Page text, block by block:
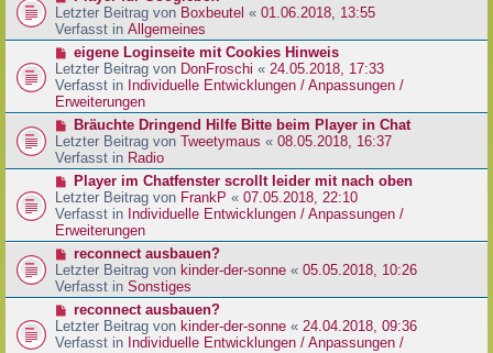
a
g
B
e
i
r
a
g
e
u
e
r
B
e
i
r
a
g
Letzter Beitrag von Boxbeutel « 01.06.2018, 13:55
Verfasst in Allgemeines
N
e
u
e
r
B
e
i
r
a
g
eigene Loginseite mit Cookies Hinweis
Letzter Beitrag von DonFroschi « 24.05.2018, 17:33
Verfasst in Individuelle Entwicklungen / Anpassungen /
Erweiterungen
N
e
u
e
r
B
e
i
r
a
g
Bräuchte Dringend Hilfe Bitte beim Player in Chat
Letzter Beitrag von Tweetymaus « 08.05.2018, 16:37
Verfasst in Radio
N
e
u
e
r
B
e
i
r
a
Player im Chatfenster scrollt leider mit nach oben
Letzter Beitrag von FrankP « 07.05.2018, 22:10
Verfasst in Individuelle Entwicklungen / Anpassungen /
Erweiterungen
N
e
u
e
r
B
reconnect ausbauen?
Letzter Beitrag von kinder-der-sonne « 05.05.2018, 10:26
Verfasst in Sonstiges
N
e
u
reconnect ausbauen?
Letzter Beitrag von kinder-der-sonne « 24.04.2018, 09:36
Verfasst in Individuelle Entwicklungen / Anpassungen /